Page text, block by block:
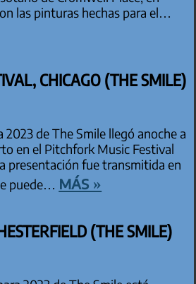
las pinturas hechas para el…
CHICAGO (THE SMILE)
2023 de The Smile llegó anoche a
en el Pitchfork Music Festival
presentación fue transmitida en
puede… más »
(THE SMILE)